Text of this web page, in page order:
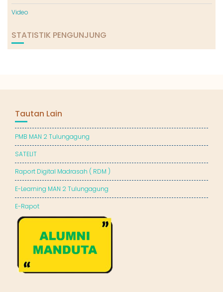
Video
STATISTIK PENGUNJUNG
Tautan Lain
PMB MAN 2 Tulungagung
SATELIT
Raport Digital Madrasah ( RDM )
E-Learning MAN 2 Tulungagung
E-Rapot